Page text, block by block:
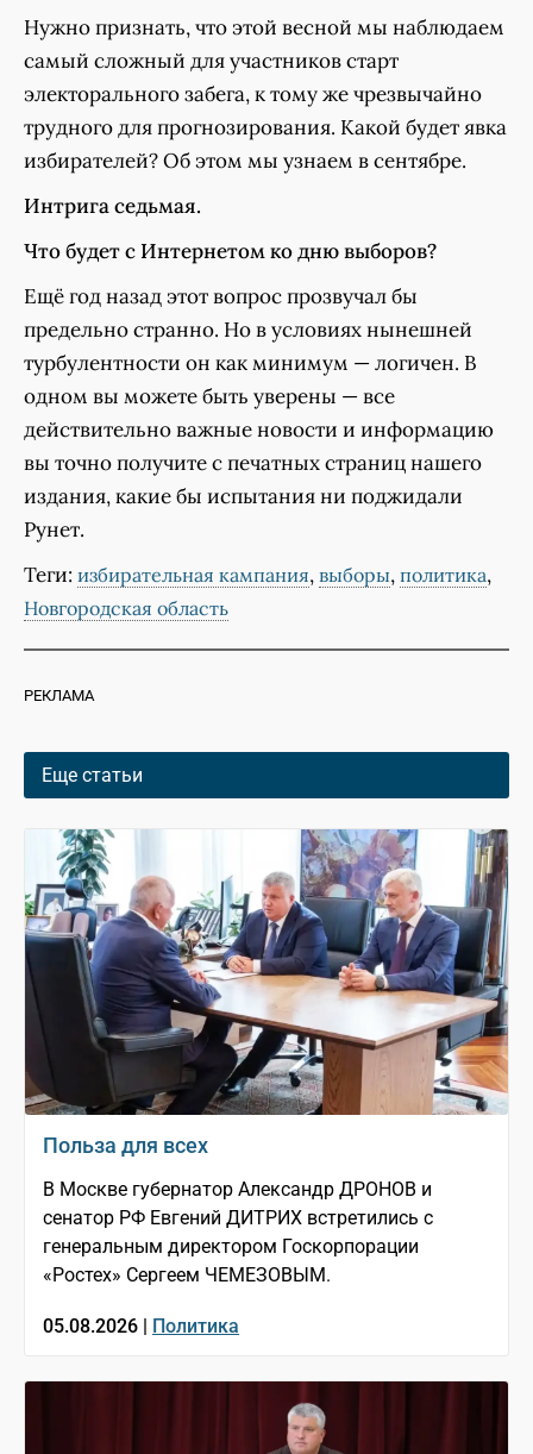
Нужно признать, что этой весной мы наблюдаем
самый сложный для участников старт
электорального забега, к тому же чрезвычайно
трудного для прогнозирования. Какой будет явка
избирателей? Об этом мы узнаем в сентябре.
Интрига седьмая.
Что будет с Интернетом ко дню выборов?
Ещё год назад этот вопрос прозвучал бы
предельно странно. Но в условиях нынешней
турбулентности он как минимум — логичен. В
одном вы можете быть уверены — все
действительно важные новости и информацию
вы точно получите с печатных страниц нашего
издания, какие бы испытания ни поджидали
Рунет.
Теги: избирательная кампания, выборы, политика,
Новгородская область
РЕКЛАМА
Еще статьи
Польза для всех
В Москве губернатор Александр ДРОНОВ и
сенатор РФ Евгений ДИТРИХ встретились с
генеральным директором Госкорпорации
«Ростех» Сергеем ЧЕМЕЗОВЫМ.
05.08.2026 | Политика